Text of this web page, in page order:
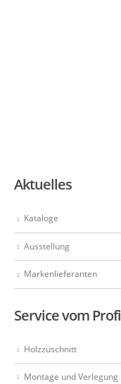
Aktuelles
Kataloge
Ausstellung
Markenlieferanten
Service vom Profi
Holzzuschnitt
Montage und Verlegung